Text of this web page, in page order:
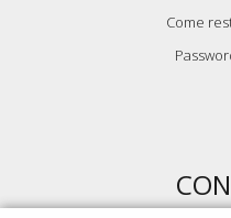
Come